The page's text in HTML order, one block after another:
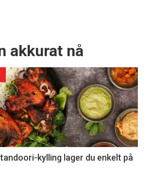
akkurat nå
kylling lager du enkelt på